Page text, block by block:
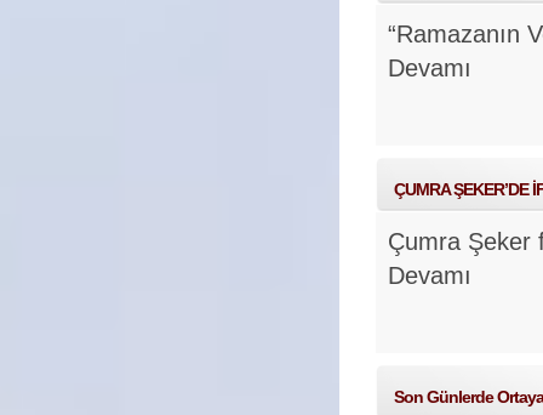
“Ramazanın
Devamı
ÇUMRA ŞEKER’DE
Çumra Şeker
Devamı
Son Günlerde